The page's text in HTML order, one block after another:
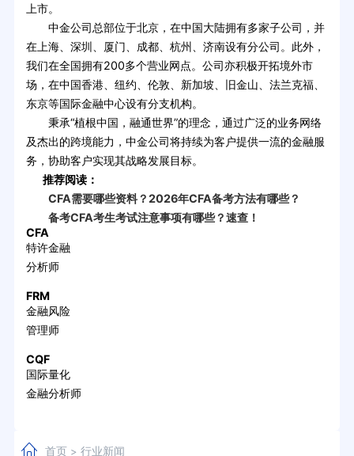
上市。
中金公司总部位于北京，在中国大陆拥有多家子公司，并
在上海、深圳、厦门、成都、杭州、济南设有分公司。此外，
我们在全国拥有200多个营业网点。公司亦积极开拓境外市
场，在中国香港、纽约、伦敦、新加坡、旧金山、法兰克福、
东京等国际金融中心设有分支机构。
秉承“植根中国，融通世界”的理念，通过广泛的业务网络
及杰出的跨境能力，中金公司将持续为客户提供一流的金融服
务，协助客户实现其战略发展目标。
推荐阅读：
CFA需要哪些资料？2026年CFA备考方法有哪些？
备考CFA考生考试注意事项有哪些？速查！
CFA
特许金融
分析师
FRM
金融风险
管理师
CQF
国际量化
金融分析师
首页> 行业新闻